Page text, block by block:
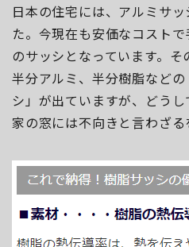
日本の住宅には、アルミサ
た。今現在も安価なコスト
のサッシとなっています。そ
半分アルミ、半分樹脂など
シ」が出ていますが、どうし
家の窓には不向きと言わざる